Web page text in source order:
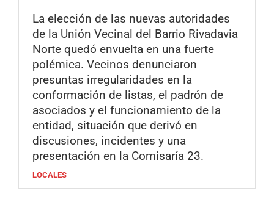
La elección de las nuevas autoridades
de la Unión Vecinal del Barrio Rivadavia
Norte quedó envuelta en una fuerte
polémica. Vecinos denunciaron
presuntas irregularidades en la
conformación de listas, el padrón de
asociados y el funcionamiento de la
entidad, situación que derivó en
discusiones, incidentes y una
presentación en la Comisaría 23.
LOCALES